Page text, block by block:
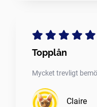
Topplån
Mycket trevligt
Claire